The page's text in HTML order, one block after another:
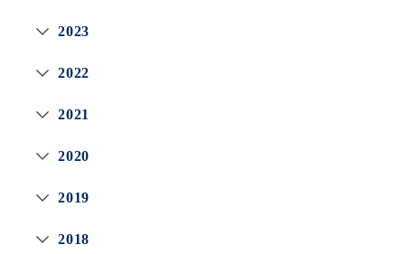
2023
2022
2021
2020
2019
2018